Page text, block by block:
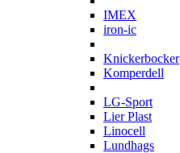
IMEX
iron-ic
Knickerbocker
Komperdell
LG-Sport
Lier Plast
Linocell
Lundhags